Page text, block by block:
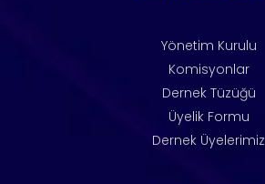
Yönetim Kurulu
Komisyonlar
Dernek Tüzüğü
Üyelik Formu
Dernek Üyelerimiz